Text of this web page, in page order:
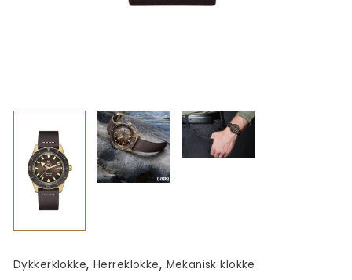
Dykkerklokke, Herreklokke, Mekanisk klokke